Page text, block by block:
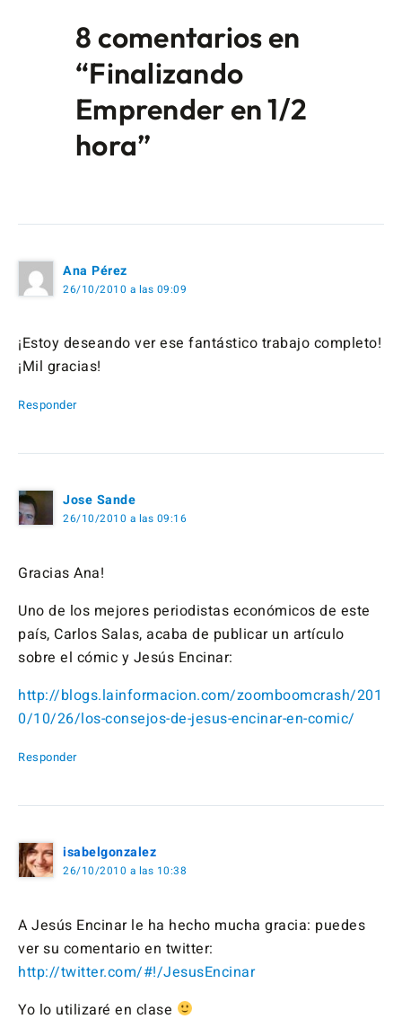
8 comentarios en
“Finalizando
Emprender en 1/2
hora”
Ana Pérez
26/10/2010 a las 09:09
¡Estoy deseando ver ese fantástico trabajo completo!
¡Mil gracias!
Responder
Jose Sande
26/10/2010 a las 09:16
Gracias Ana!
Uno de los mejores periodistas económicos de este
país, Carlos Salas, acaba de publicar un artículo
sobre el cómic y Jesús Encinar:
http://blogs.lainformacion.com/zoomboomcrash/201
0/10/26/los-consejos-de-jesus-encinar-en-comic/
Responder
isabelgonzalez
26/10/2010 a las 10:38
A Jesús Encinar le ha hecho mucha gracia: puedes
ver su comentario en twitter:
http://twitter.com/#!/JesusEncinar
Yo lo utilizaré en clase